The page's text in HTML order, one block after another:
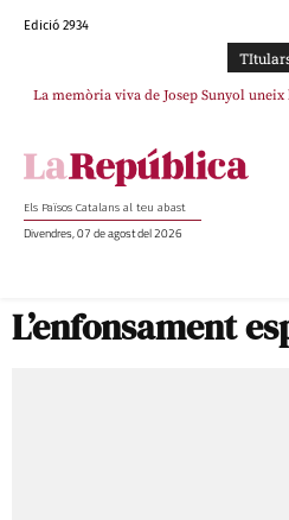
Edició 2934
La memòria viva de Josep Sunyol uneix
La “dignitat” a mitges de Marc Puigtió:
Els Països Catalans al teu abast
Divendres, 07 de agost del 2026
L’enfonsament